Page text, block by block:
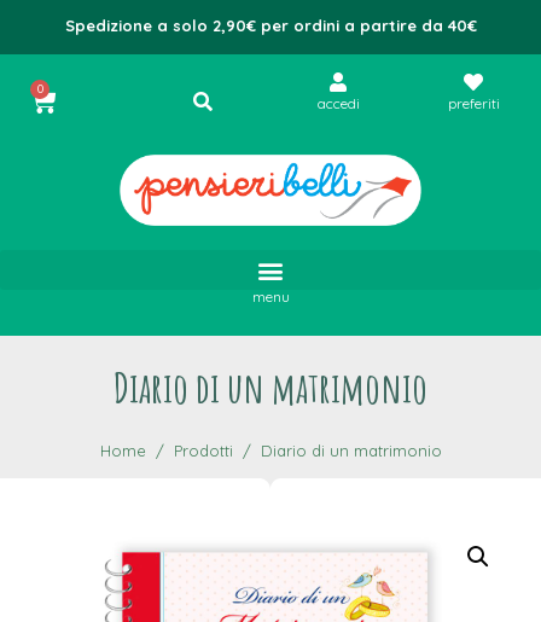
Spedizione a solo 2,90€ per ordini a partire da 40€
0
accedi preferiti
menu
Diario di un matrimonio
Home Prodotti Diario di un matrimonio